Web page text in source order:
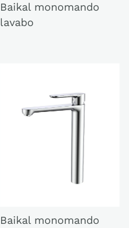
Baikal monomando
lavabo
Baikal monomando